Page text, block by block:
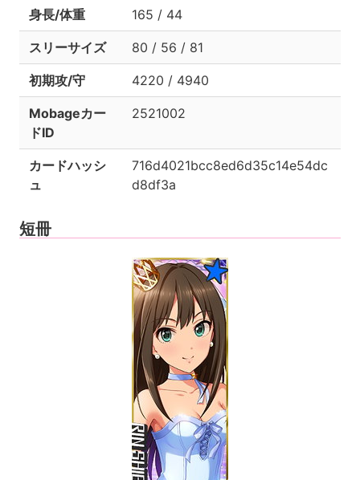
身長/体重 165 / 44
スリーサイズ 80 / 56 / 81
初期攻/守 4220 / 4940
Mobageカー
ドID
2521002
カードハッシ
ュ
716d4021bcc8ed6d35c14e54dc
d8df3a
短冊